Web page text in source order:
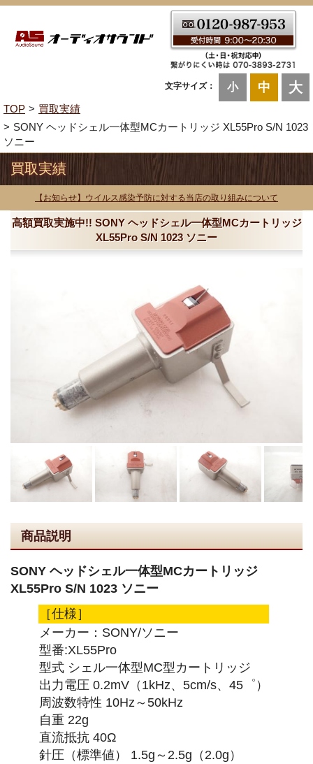
文字サイズ： 小 中 大
TOP
買取実績
SONY ヘッドシェル一体型MCカートリッジ XL55Pro S/N 1023
ソニー
買取実績
【お知らせ】ウイルス感染予防に対する当店の取り組みについて
高額買取実施中!! SONY ヘッドシェル一体型MCカートリッジ
XL55Pro S/N 1023 ソニー
商品説明
SONY ヘッドシェル一体型MCカートリッジ
XL55Pro S/N 1023 ソニー
［仕様］
メーカー：SONY/ソニー
型番:XL55Pro
型式 シェル一体型MC型カートリッジ
出力電圧 0.2mV（1kHz、5cm/s、45゜）
周波数特性 10Hz～50kHz
自重 22g
直流抵抗 40Ω
針圧（標準値） 1.5g～2.5g（2.0g）